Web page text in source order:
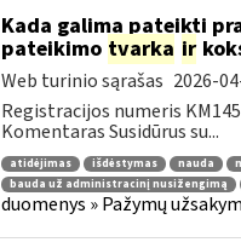
Kada galima pateikti
pateikimo tvarka ir
Web turinio sąrašas 2026-
Registracijos numeris
Komentaras Susidūrus su...
atidėjimas išdėstymas nauda
bauda už administracinį nusižengimą
duomenys » Pažymų